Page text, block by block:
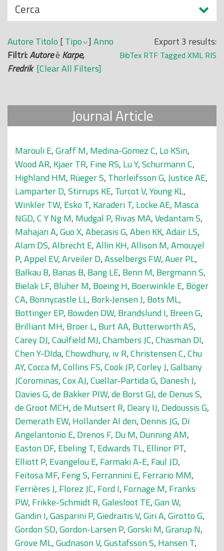
N
a
s
c
o
n
i
Cerca
Export 3 results:
BibTex RTF Tagged XML RIS
Autore Titolo [Tipo ] Anno
Filtri:Autoreè Karpe,
Fredrik [Clear All Filters]
Journal Article
Marouli E,Graff M, Medina-Gomez C, Lo KSin,
Wood AR, Kjaer TR, Fine RS, Lu Y,Schurmann C,
Highland HM, Rüeger S, Thorleifsson G,Justice AE,
Lamparter D,Stirrups KE, Turcot V,Young KL,
Winkler TW, Esko T, Karaderi T, Locke AE, Masca
NGD,C Y Ng M, Mudgal P, Rivas MA,Vedantam S,
Mahajan A,Guo X,Abecasis G,Aben KK,Adair LS,
Alam DS,Albrecht E,Allin KH,Allison M,Amouyel
P,Appel EV,Arveiler D,Asselbergs FW,Auer PL,
Balkau B, Banas B, Bang LE, Benn M, Bergmann S,
Bielak LF, Blüher M, Boeing H, Boerwinkle E, Böger
CA, Bonnycastle LL, Bork-Jensen J, Bots ML,
Bottinger EP, Bowden DW, Brandslund I, Breen G,
Brilliant MH, Broer L, Burt AA, Butterworth AS,
Carey DJ,Caulfield MJ,Chambers JC,Chasman DI,
Chen Y-DIda,Chowdhury, iv R,Christensen C,Chu
AY,Cocca M,Collins FS,Cook JP,Corley J,Galbany
JCorominas,Cox AJ,Cuellar-Partida G, Danesh J,
Davies G,de Bakker PIW,de Borst GJ,de Denus S,
de Groot MCH,de Mutsert R, Deary IJ, Dedoussis G,
Demerath EW, Hollander AI den, Dennis JG, Di
Angelantonio E, Drenos F, Du M, Dunning AM,
Easton DF, Ebeling T, Edwards TL, Ellinor PT,
Elliott P, Evangelou E, Farmaki A-E, Faul JD,
Feitosa MF, Feng S, Ferrannini E, Ferrario MM,
Ferrières J, Florez JC, Ford I, Fornage M, Franks
PW, Frikke-Schmidt R,Galesloot TE,Gan W,
Gandin I,Gasparini P,Giedraitis V,Giri A,Girotto G,
Gordon SD,Gordon-Larsen P,Gorski M,Grarup N,
Grove ML,Gudnason V,Gustafsson S, Hansen T,